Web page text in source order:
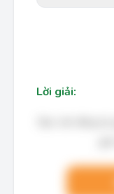
Lời giải: